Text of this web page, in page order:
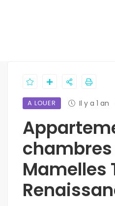
A LOUER Il y a 1 an
Mamelles